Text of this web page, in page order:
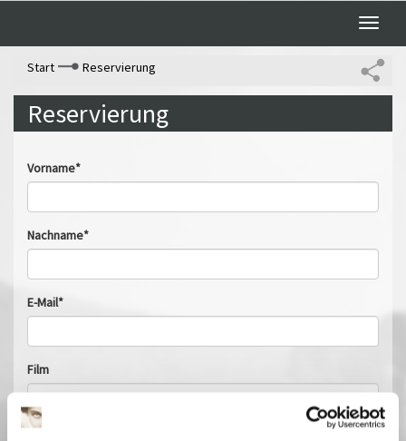
Toggle
Start
Reservierung
Reservierung
Vorname*
Nachname*
E-Mail*
Film